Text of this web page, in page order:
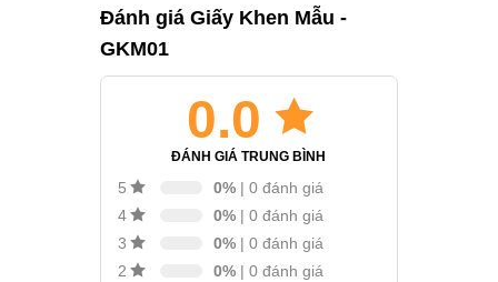
Đánh giá Giấy Khen Mẫu -
GKM01
0.0
ĐÁNH GIÁ TRUNG BÌNH
5 0% | 0 đánh giá
4
0% | 0 đánh giá
3
0% | 0 đánh giá
2
0% | 0 đánh giá